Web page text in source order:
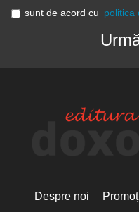
sunt de acord cu politica
Despre noi